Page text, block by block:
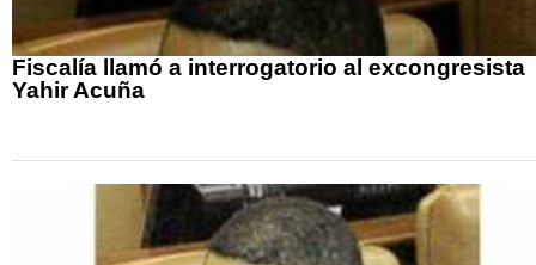
Fiscalía llamó a interrogatorio al excongresista
Yahir Acuña